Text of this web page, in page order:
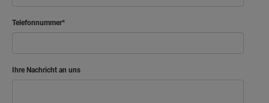
Telefonnummer
Ihre Nachricht an uns